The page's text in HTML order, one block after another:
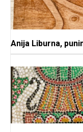
Anija Liburna,